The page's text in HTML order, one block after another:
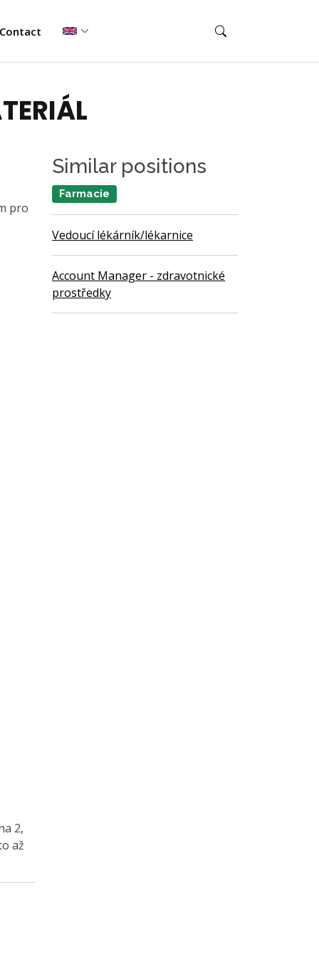
Contact
pro
2,
až
Similar positions
Farmacie
Vedoucí lékárník/lékarnice
Account Manager - zdravotnické
prostředky